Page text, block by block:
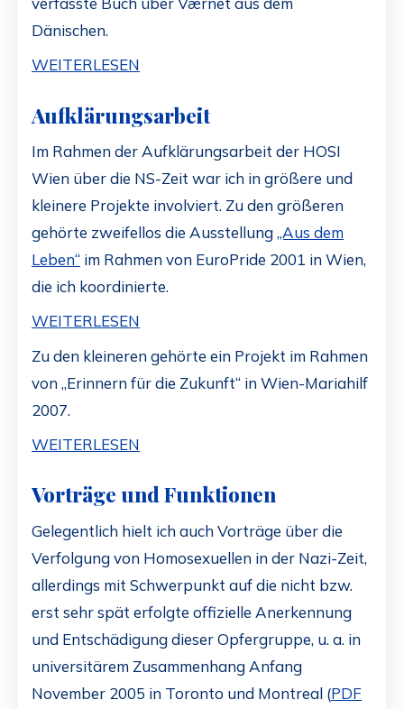
Dänischen.
WEITERLESEN
Aufklärungsarbeit
Im Rahmen der Aufklärungsarbeit der HOSI
Wien über die NS-Zeit war ich in größere und
kleinere Projekte involviert. Zu den größeren
gehörte zweifellos die Ausstellung„Aus dem
Leben“ im Rahmen von EuroPride 2001 in Wien,
die ich koordinierte.
WEITERLESEN
Zu den kleineren gehörte ein Projekt im Rahmen
von „Erinnern für die Zukunft“ in Wien-Mariahilf
2007.
WEITERLESEN
Vorträge und Funktionen
Gelegentlich hielt ich auch Vorträge über die
Verfolgung von Homosexuellen in der Nazi-Zeit,
allerdings mit Schwerpunkt auf die nicht bzw.
erst sehr spät erfolgte offizielle Anerkennung
und Entschädigung dieser Opfergruppe, u. a. in
universitärem Zusammenhang Anfang
November 2005 in Toronto und Montreal (PDF